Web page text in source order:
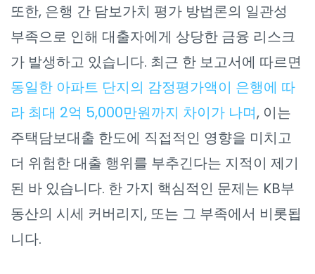
또한, 은행 간 담보가치 평가 방법론의 일관성
부족으로 인해 대출자에게 상당한 금융 리스크
가 발생하고 있습니다. 최근 한 보고서에 따르면
동일한 아파트 단지의 감정평가액이 은행에 따
라 최대 2억 5,000만원까지 차이가 나며, 이는
주택담보대출 한도에 직접적인 영향을 미치고
더 위험한 대출 행위를 부추긴다는 지적이 제기
된 바 있습니다. 한 가지 핵심적인 문제는 KB부
동산의 시세 커버리지, 또는 그 부족에서 비롯됩
니다.